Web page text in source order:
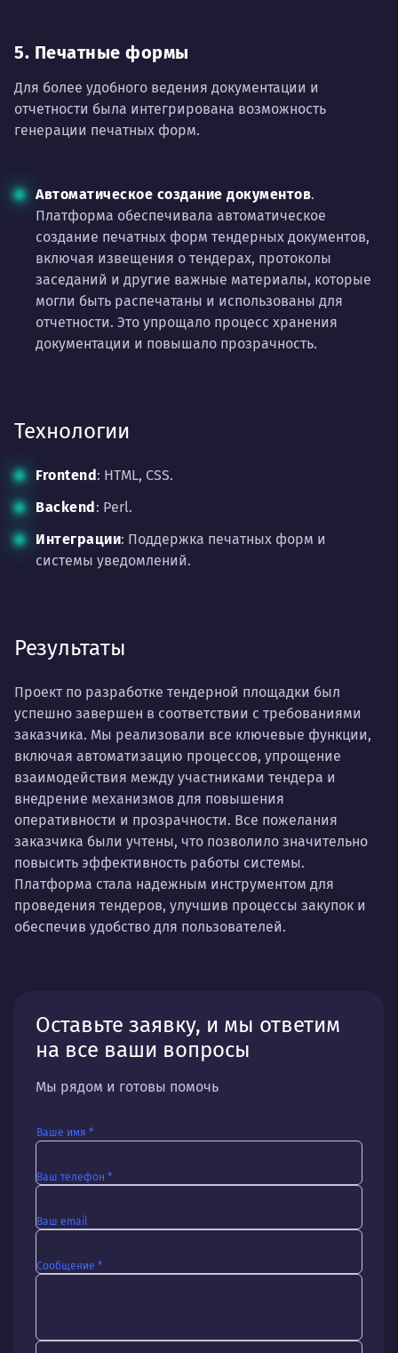
5. Печатные формы
Для более удобного ведения документации и
отчетности была интегрирована возможность
генерации печатных форм.
Автоматическое создание документов.
Платформа обеспечивала автоматическое
создание печатных форм тендерных документов,
включая извещения о тендерах, протоколы
заседаний и другие важные материалы, которые
могли быть распечатаны и использованы для
отчетности. Это упрощало процесс хранения
документации и повышало прозрачность.
Технологии
Frontend: HTML, CSS.
Backend: Perl.
Интеграции: Поддержка печатных форм и
системы уведомлений.
Результаты
Проект по разработке тендерной площадки был
успешно завершен в соответствии с требованиями
заказчика. Мы реализовали все ключевые функции,
включая автоматизацию процессов, упрощение
взаимодействия между участниками тендера и
внедрение механизмов для повышения
оперативности и прозрачности. Все пожелания
заказчика были учтены, что позволило значительно
повысить эффективность работы системы.
Платформа стала надежным инструментом для
проведения тендеров, улучшив процессы закупок и
обеспечив удобство для пользователей.
Оставьте заявку, и мы ответим
на все ваши вопросы
Мы рядом и готовы помочь
Ваше имя *
Ваш телефон *
Ваш email
Сообщение *